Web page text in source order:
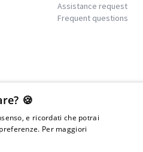
Assistance request
Frequent questions
🍪
e ricordati che potrai
Per maggiori